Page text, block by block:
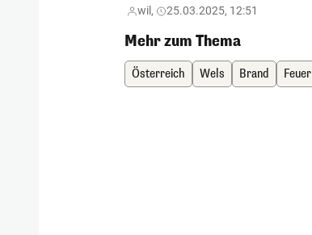
wil, 25.03.2025, 12:51
Mehr zum Thema
Österreich Wels Brand Feuer